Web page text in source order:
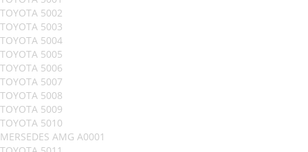
TOYOTA 5002
TOYOTA 5003
TOYOTA 5004
TOYOTA 5005
TOYOTA 5006
TOYOTA 5007
TOYOTA 5008
TOYOTA 5009
TOYOTA 5010
MERSEDES AMG A0001